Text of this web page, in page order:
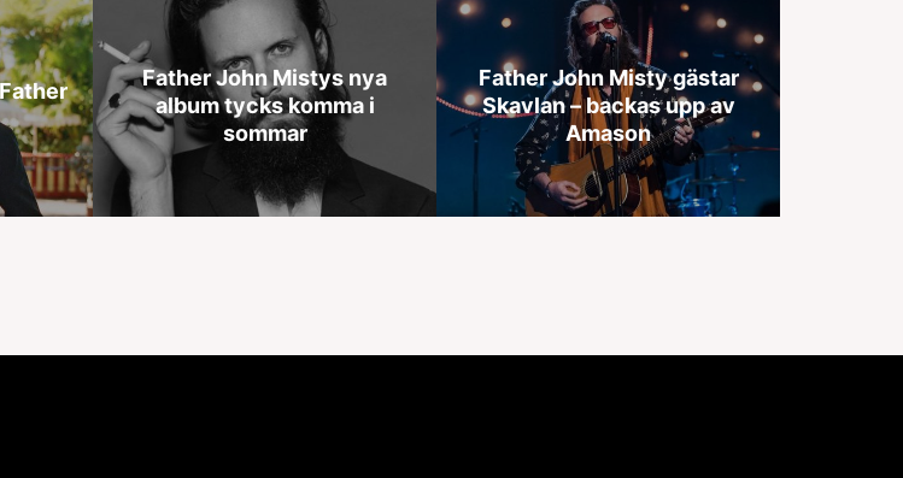
Father John Mistys nya
album tycks komma i
sommar
Father John Misty gästar
Skavlan – backas upp av
Amason